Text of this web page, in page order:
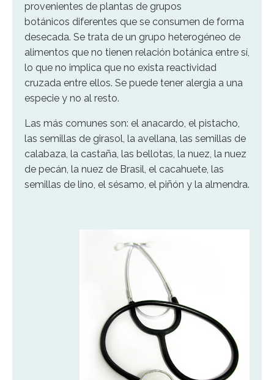
provenientes de plantas de grupos
botánicos diferentes que se consumen de forma
desecada. Se trata de un grupo heterogéneo de
alimentos que no tienen relación botánica entre sí,
lo que no implica que no exista reactividad
cruzada entre ellos. Se puede tener alergia a una
especie y no al resto.
Las más comunes son: el anacardo, el pistacho,
las semillas de girasol, la avellana, las semillas de
calabaza, la castaña, las bellotas, la nuez, la nuez
de pecán, la nuez de Brasil, el cacahuete, las
semillas de lino, el sésamo, el piñón y la almendra.